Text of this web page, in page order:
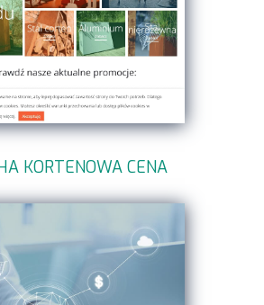
KORTENOWA CENA